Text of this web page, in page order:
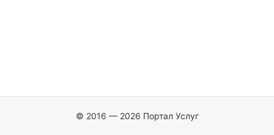
© 2016 — 2026 Портал Услуг